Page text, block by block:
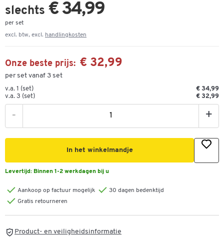
slechts € 34,99
per set
excl. btw, excl. handlingkosten
Onze beste prijs: € 32,99
per set vanaf 3 set
v.a. 1 (set)
€ 34,99
v.a. 3 (set)
€ 32,99
- +
In het winkelmandje
Levertijd: Binnen 1-2 werkdagen bij u
Aankoop op factuur mogelijk
30 dagen bedenktijd
Gratis retourneren
Product- en veiligheidsinformatie